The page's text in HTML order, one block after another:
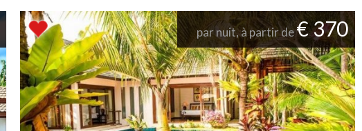
par nuit, à partir de€ 370